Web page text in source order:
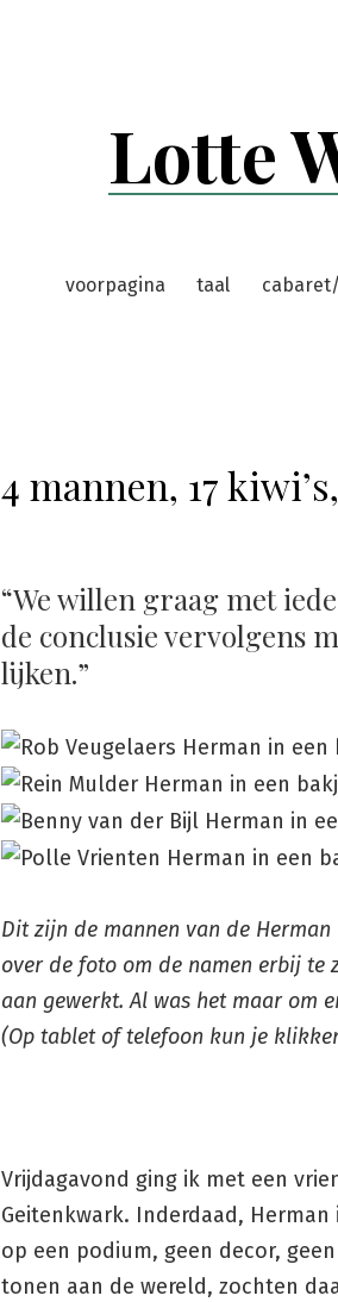
Lotte
voorpagina taal
4 mannen, 17
“We willen graag met
de conclusie vervolgens
lijken.”
Dit zijn de mannen van de
over de foto om de namen erbij te
aan gewerkt. Al was het maar om
(Op tablet of telefoon kun je
Vrijdagavond ging ik met een
Geitenkwark. Inderdaad,
op een podium, geen decor,
tonen aan de wereld, zochten